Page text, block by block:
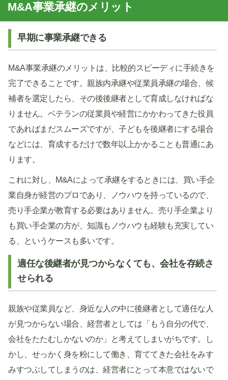
M&A事業承継のメリット
早期に事業承継できる
M&A事業承継のメリットは、比較的スピーディに手続きを
完了できることです。親族内承継や従業員承継の場合、候
補者を選定したら、その後後継者として育成しなければな
りません。ベテランの従業員や経営にかかわってきた役員
であればまだスムーズですが、子どもを後継者にする場合
などには、育成するだけで数年以上かかることも普通にあ
ります。
これに対し、M&Aによって承継をするときには、買い手企
業自身が経営のプロであり、ノウハウを持っているので、
売り手企業が教育する必要はありません。売り手企業より
も買い手企業の方が、知識もノウハウも経験も充実してい
る、というケースも多いです。
適任な後継者が見つからなくても、会社を存続さ
せられる
親族や従業員など、身近な人の中に後継者として適任な人
が見つからない場合、経営者としては「もう自分の代で、
会社をたたむしかないのか」と考えてしまいがちです。し
かし、せっかく身を粉にして働き、育ててきた会社をみす
みすつぶしてしまうのは、経営者にとって本意ではないで